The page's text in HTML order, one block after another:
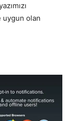
uygun olan